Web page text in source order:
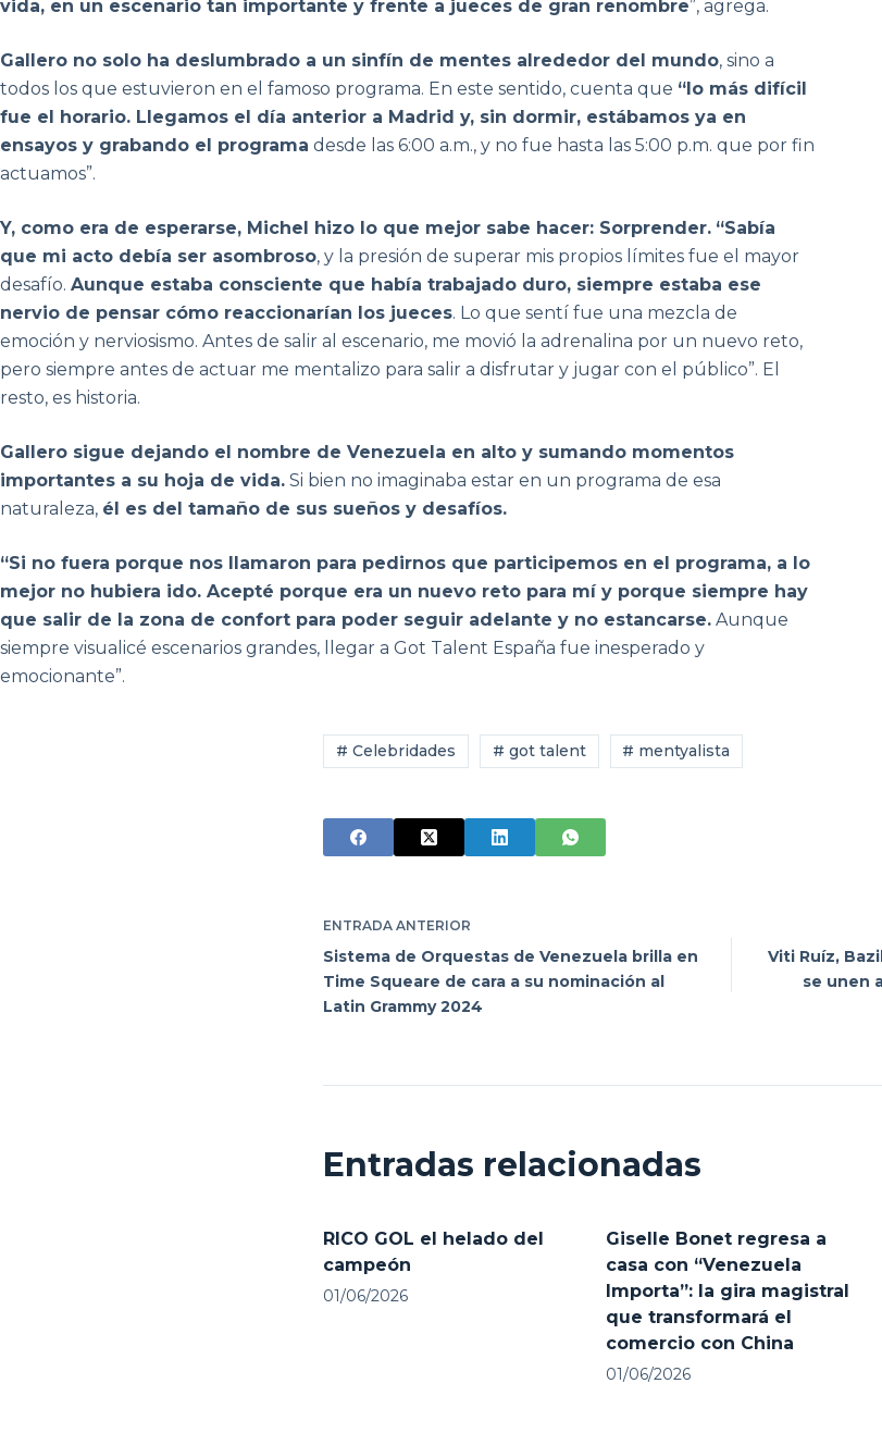
vida, en un escenario tan importante y frente a jueces de gran renombre”, agrega.
Gallero no solo ha deslumbrado a un sinfín de mentes alrededor del mundo, sino a
todos los que estuvieron en el famoso programa. En este sentido, cuenta que “lo más difícil
fue el horario. Llegamos el día anterior a Madrid y, sin dormir, estábamos ya en
ensayos y grabando el programa desde las 6:00 a.m., y no fue hasta las 5:00 p.m. que por fin
actuamos”.
Y, como era de esperarse, Michel hizo lo que mejor sabe hacer: Sorprender. “Sabía
que mi acto debía ser asombroso, y la presión de superar mis propios límites fue el mayor
desafío. Aunque estaba consciente que había trabajado duro, siempre estaba ese
nervio de pensar cómo reaccionarían los jueces. Lo que sentí fue una mezcla de
emoción y nerviosismo. Antes de salir al escenario, me movió la adrenalina por un nuevo reto,
pero siempre antes de actuar me mentalizo para salir a disfrutar y jugar con el público”. El
resto, es historia.
Gallero sigue dejando el nombre de Venezuela en alto y sumando momentos
importantes a su hoja de vida. Si bien no imaginaba estar en un programa de esa
naturaleza, él es del tamaño de sus sueños y desafíos.
“Si no fuera porque nos llamaron para pedirnos que participemos en el programa, a lo
mejor no hubiera ido. Acepté porque era un nuevo reto para mí y porque siempre hay
que salir de la zona de confort para poder seguir adelante y no estancarse. Aunque
siempre visualicé escenarios grandes, llegar a Got Talent España fue inesperado y
emocionante”.
# Celebridades # got talent # mentyalista
ENTRADA ANTERIOR
Sistema de Orquestas de Venezuela brilla en
Time Squeare de cara a su nominación al
Latin Grammy 2024
Viti Ruíz,
se unen
Entradas relacionadas
RICO GOL el helado del
campeón
01/06/2026
Giselle Bonet regresa a
casa con “Venezuela
Importa”: la gira magistral
que transformará el
comercio con China
01/06/2026